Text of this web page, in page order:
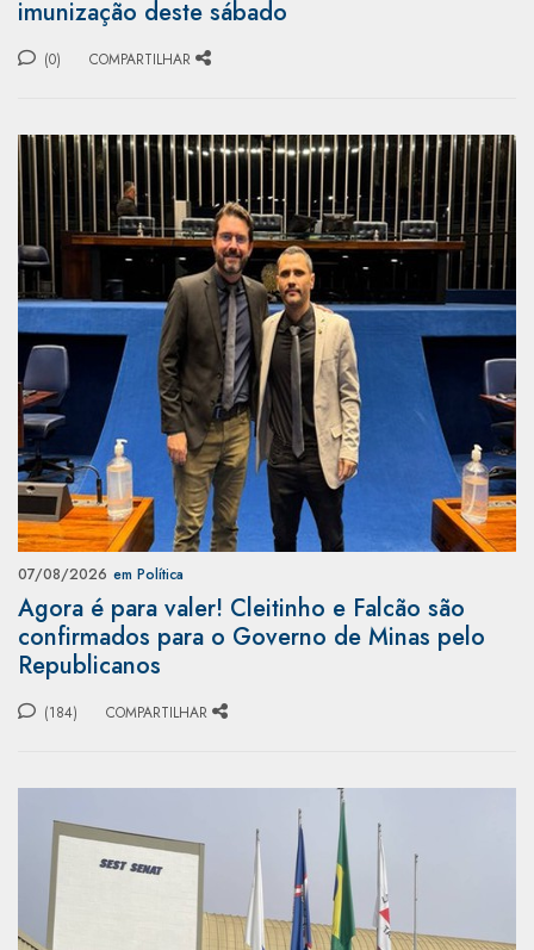
imunização deste sábado
(0) COMPARTILHAR
07/08/2026 em Política
Agora é para valer! Cleitinho e Falcão são
confirmados para o Governo de Minas pelo
Republicanos
(184) COMPARTILHAR